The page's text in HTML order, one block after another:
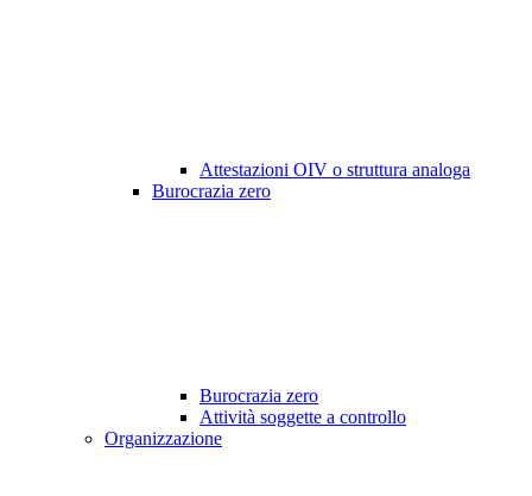
Attestazioni OIV o struttura analoga
Burocrazia zero
Burocrazia zero
Attività soggette a controllo
Organizzazione